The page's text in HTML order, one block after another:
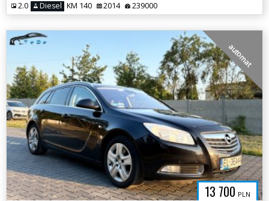
2.0 Diesel KM 140 2014 239000
13 700 PLN
automat